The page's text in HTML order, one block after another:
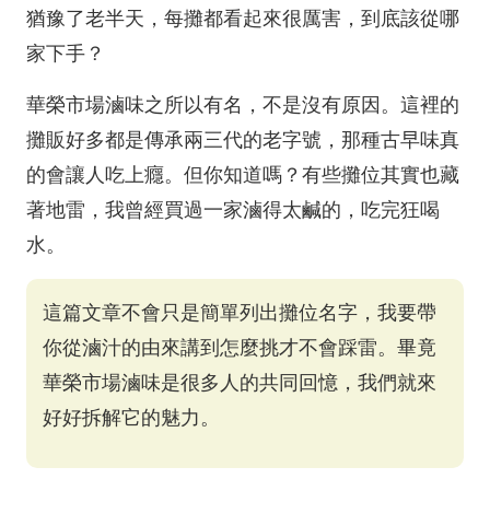
猶豫了老半天，每攤都看起來很厲害，到底該從哪
家下手？
華榮市場滷味之所以有名，不是沒有原因。這裡的
攤販好多都是傳承兩三代的老字號，那種古早味真
的會讓人吃上癮。但你知道嗎？有些攤位其實也藏
著地雷，我曾經買過一家滷得太鹹的，吃完狂喝
水。
這篇文章不會只是簡單列出攤位名字，我要帶
你從滷汁的由來講到怎麼挑才不會踩雷。畢竟
華榮市場滷味是很多人的共同回憶，我們就來
好好拆解它的魅力。